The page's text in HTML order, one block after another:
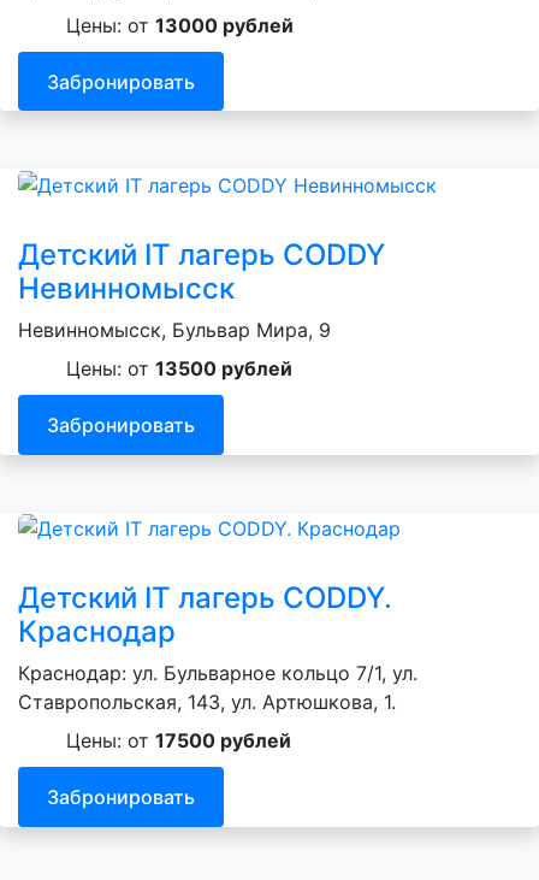
Цены: от 13000 рублей
Забронировать
Детский IT лагерь CODDY
Невинномысск
Невинномысск, Бульвар Мира, 9
Цены: от 13500 рублей
Забронировать
Детский IT лагерь CODDY.
Краснодар
Краснодар: ул. Бульварное кольцо 7/1, ул.
Ставропольская, 143, ул. Артюшкова, 1.
Цены: от 17500 рублей
Забронировать